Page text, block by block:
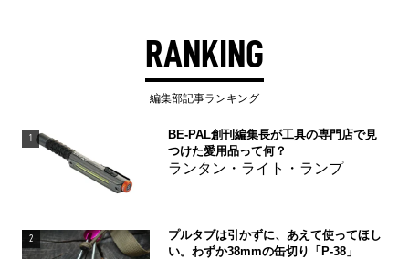
RANKING
編集部記事ランキング
1
BE-PAL創刊編集長が工具の専門店で見
つけた愛用品って何？
ランタン・ライト・ランプ
2
プルタブは引かずに、あえて使ってほし
い。わずか38mmの缶切り「P-38」